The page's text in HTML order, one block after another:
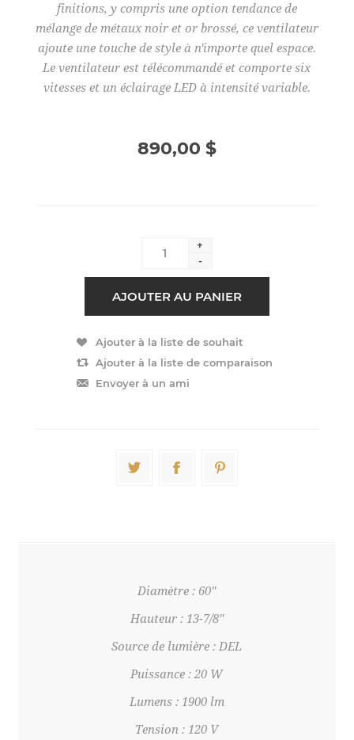
finitions, y compris une option tendance de
mélange de métaux noir et or brossé, ce ventilateur
ajoute une touche de style à n'importe quel espace.
Le ventilateur est télécommandé et comporte six
vitesses et un éclairage LED à intensité variable.
890,00 $
+
-
Diamètre : 60"
Hauteur : 13-7/8"
Source de lumière : DEL
Puissance : 20 W
Lumens : 1900 lm
Tension : 120 V